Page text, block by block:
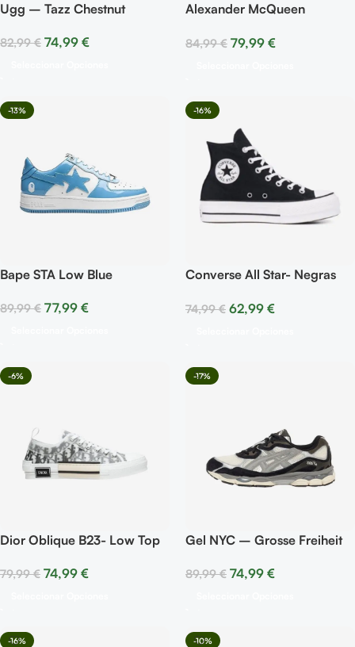
Ugg – Tazz Chestnut
82,99€ 74,99 €
Alexander McQueen
84,99€ 79,99 €
-13%
Bape STA Low Blue
89,99€ 77,99 €
-16%
Converse All Star- Negras
74,99€ 62,99 €
-6%
Dior Oblique B23- Low Top
79,99€ 74,99 €
-17%
Gel NYC – Grosse Freiheit
89,99€ 74,99 €
-16% -10%